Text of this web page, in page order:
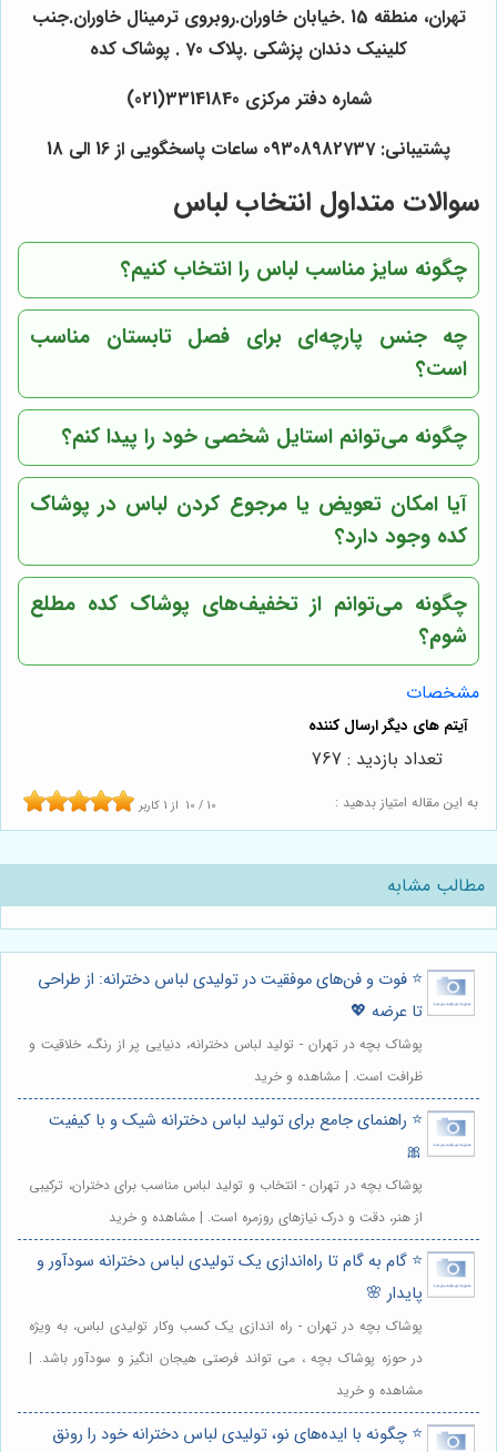
تهران، منطقه 15 .خیابان خاوران.روبروی ترمینال خاوران.جنب
کلینیک دندان پزشکی .پلاک 70 . پوشاک کده
شماره دفتر مرکزی 33141840(021)
پشتیبانی: 09308982737 ساعات پاسخگویی از 16 الی 18
سوالات متداول انتخاب لباس
چگونه سایز مناسب لباس را انتخاب کنیم؟
چه جنس پارچه‌ای برای فصل تابستان مناسب
است؟
چگونه می‌توانم استایل شخصی خود را پیدا کنم؟
آیا امکان تعویض یا مرجوع کردن لباس در پوشاک
کده وجود دارد؟
چگونه می‌توانم از تخفیف‌های پوشاک کده مطلع
شوم؟
مشخصات
به این مقاله امتیاز بدهید : 10 / 10 از 1 کاربر
تعداد بازدید : 767
مطالب مشابه
⭐️ فوت و فن‌های موفقیت در تولیدی لباس دخترانه: از طراحی
تا عرضه 💖
پوشاک بچه در تهران - تولید لباس دخترانه، دنیایی پر از رنگ، خلاقیت و
ظرافت است. | مشاهده و خرید
⭐️ راهنمای جامع برای تولید لباس دخترانه شیک و با کیفیت
🎀
پوشاک بچه در تهران - انتخاب و تولید لباس مناسب برای دختران، ترکیبی
از هنر، دقت و درک نیازهای روزمره است. | مشاهده و خرید
⭐️ گام به گام تا راه‌اندازی یک تولیدی لباس دخترانه سودآور و
پایدار 🌸
پوشاک بچه در تهران - راه اندازی یک کسب وکار تولیدی لباس، به ویژه
در حوزه پوشاک بچه ، می تواند فرصتی هیجان انگیز و سودآور باشد. |
مشاهده و خرید
⭐️ چگونه با ایده‌های نو، تولیدی لباس دخترانه خود را رونق